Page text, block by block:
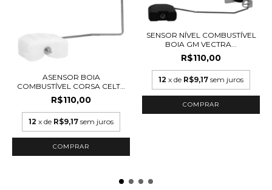
ASENSOR BOIA
COMBUSTÍVEL CORSA CELTA
PRI...
R$110,00
12 x de R$9,17 sem juros
SENSOR NÍVEL COMBUSTÍVEL
BOIA GM VECTRA...
R$110,00
12 x de R$9,17 sem juros